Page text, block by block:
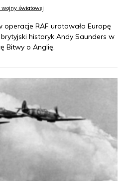
wojny światowej
RAF uratowało Europę
historyk Andy Saunders w
Bitwy o Anglię.